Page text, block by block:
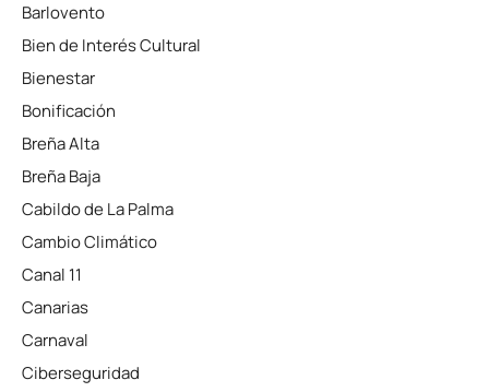
Barlovento
Bien de Interés Cultural
Bienestar
Bonificación
Breña Alta
Breña Baja
Cabildo de La Palma
Cambio Climático
Canal 11
Canarias
Carnaval
Ciberseguridad